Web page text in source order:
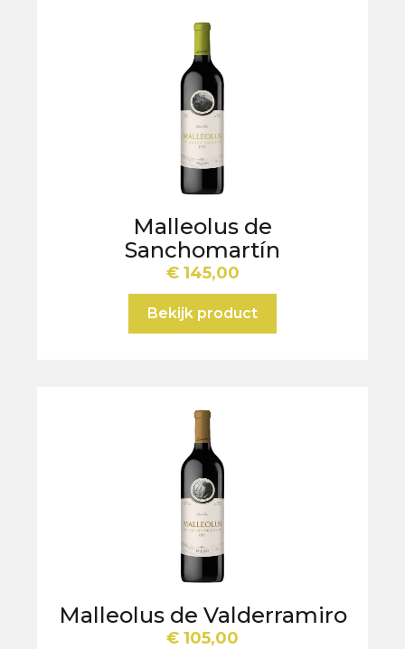
Malleolus de
Sanchomartín
€145,00
Bekijk product
Malleolus de Valderramiro
€ 105,00